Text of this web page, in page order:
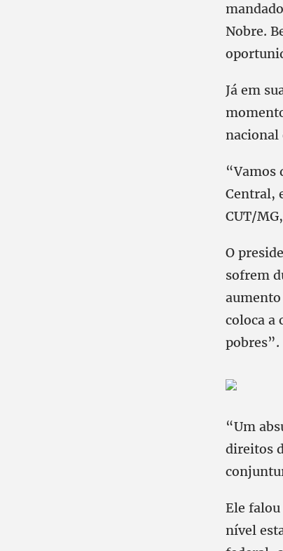
Nobre.
Já em
nacional
“Vamos
Central,
CUT/
O
sofrem
coloca a
pobres”.
“Um
direitos
Ele
nível